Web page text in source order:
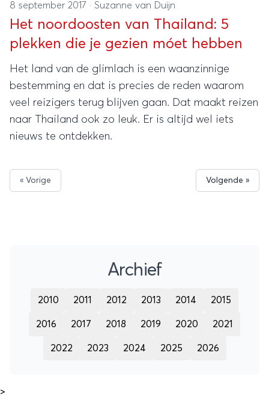
8 september 2017 · Suzanne van Duijn
Het noordoosten van Thailand: 5
plekken die je gezien móet hebben
Het land van de glimlach is een waanzinnige
bestemming en dat is precies de reden waarom
veel reizigers terug blijven gaan. Dat maakt reizen
naar Thailand ook zo leuk. Er is altijd wel iets
nieuws te ontdekken.
« Vorige Volgende »
Archief
2010 2011 2012 2013 2014 2015
2016 2017 2018 2019 2020 2021
2022 2023 2024 2025 2026
>